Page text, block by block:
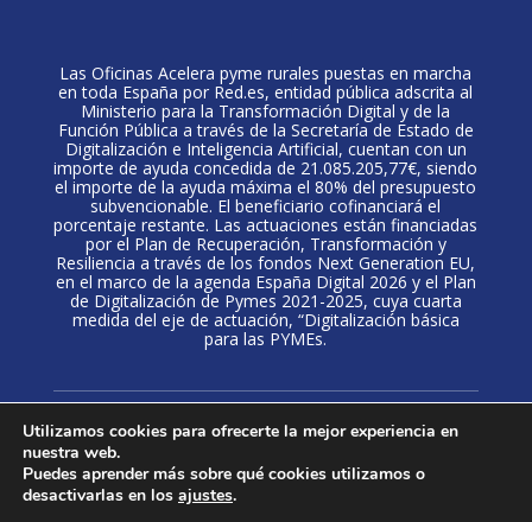
Las Oficinas Acelera pyme rurales puestas en marcha
en toda España por Red.es, entidad pública adscrita al
Ministerio para la Transformación Digital y de la
Función Pública a través de la Secretaría de Estado de
Digitalización e Inteligencia Artificial, cuentan con un
importe de ayuda concedida de 21.085.205,77€, siendo
el importe de la ayuda máxima el 80% del presupuesto
subvencionable. El beneficiario cofinanciará el
porcentaje restante. Las actuaciones están financiadas
por el Plan de Recuperación, Transformación y
Resiliencia a través de los fondos Next Generation EU,
en el marco de la agenda España Digital 2026 y el Plan
de Digitalización de Pymes 2021-2025, cuya cuarta
medida del eje de actuación, “Digitalización básica
para las PYMEs.
Política de privacidad·Aviso Legal·Politica de
cookies
Utilizamos cookies para ofrecerte la mejor experiencia en
nuestra web.
Puedes aprender más sobre qué cookies utilizamos o
desactivarlas en los ajustes.